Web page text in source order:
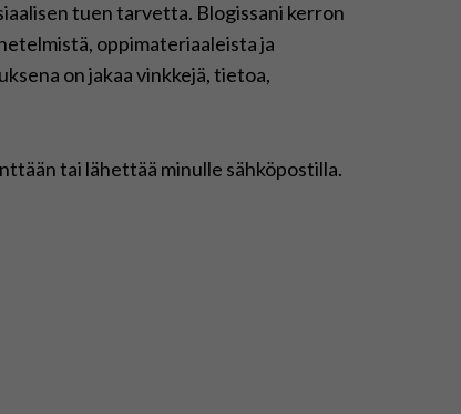
tuen tarvetta. Blogissani kerron
oppimateriaaleista ja
on jakaa vinkkejä, tietoa,
tai lähettää minulle sähköpostilla.